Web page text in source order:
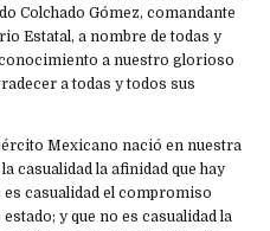
Colchado Gómez, comandante
Estatal, a nombre de todas y
a nuestro glorioso
a todas y todos sus
Mexicano nació en nuestra
casualidad la afinidad que hay
casualidad el compromiso
y que no es casualidad la